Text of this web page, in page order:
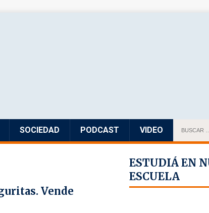
SOCIEDAD PODCAST VIDEO
Vende
ESTUDIÁ EN
ESCUELA